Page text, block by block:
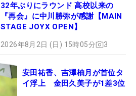
32年ぶりにラウンド 高校以来の
『再会』に中川勝弥が感謝【MAIN
STAGE JOYX OPEN】
2026年8月2日 (日) 15時05分 3
安田祐香、吉澤柚月が首位タ
イ浮上 金田久美子が1差3位